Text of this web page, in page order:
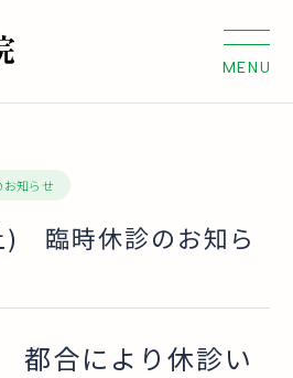
知らせ
臨時休診のお知ら
合により休診い